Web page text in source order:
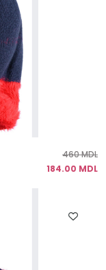
460 MDL
184.00 MDL